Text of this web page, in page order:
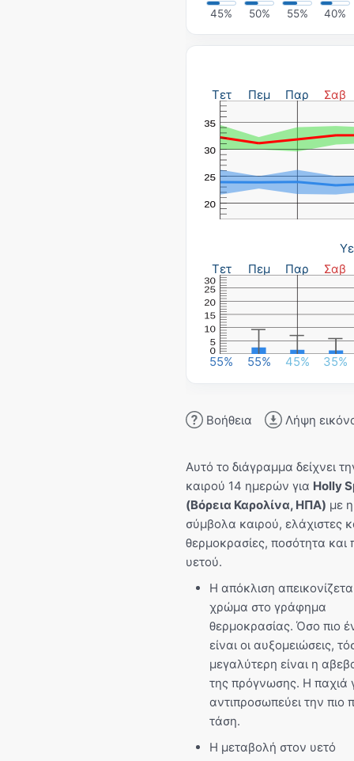
45% 50% 55% 40%
Τετ Πεμ Παρ Σαβ
Τετ
Πεμ Παρ Σαβ
55% 55% 45% 35%
Βοήθεια Λήψη
Αυτό το διάγραμμα δείχνει
καιρού 14 ημερών για Holly
(Βόρεια Καρολίνα, ΗΠΑ) με
σύμβολα καιρού, ελάχιστες
θερμοκρασίες, ποσότητα και
υετού.
Η απόκλιση
χρώμα στο γράφημα
θερμοκρασίας. Όσο πιο
είναι οι αυξομειώσεις,
μεγαλύτερη είναι η
της πρόγνωσης. Η παχιά
αντιπροσωπεύει την πιο
τάση.
Η μεταβολή στον υετό